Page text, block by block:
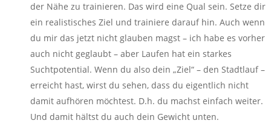
der Nähe zu trainieren. Das wird eine Qual sein. Setze dir
ein realistisches Ziel und trainiere darauf hin. Auch wenn
du mir das jetzt nicht glauben magst – ich habe es vorher
auch nicht geglaubt – aber Laufen hat ein starkes
Suchtpotential. Wenn du also dein „Ziel“ – den Stadtlauf –
erreicht hast, wirst du sehen, dass du eigentlich nicht
damit aufhören möchtest. D.h. du machst einfach weiter.
Und damit hältst du auch dein Gewicht unten.